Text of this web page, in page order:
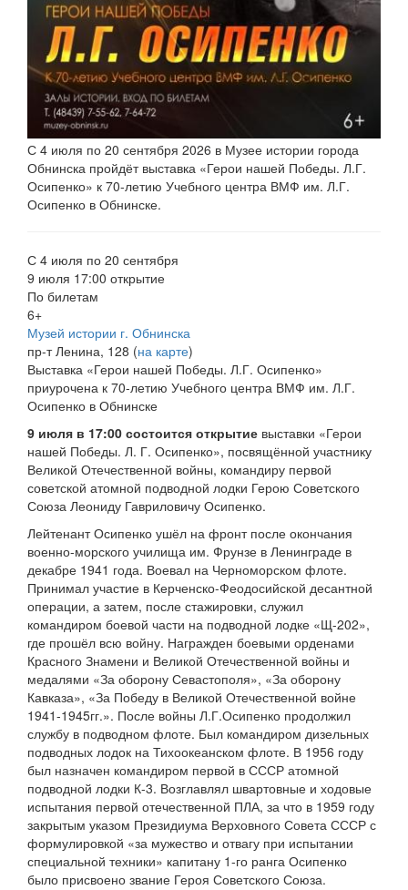
С 4 июля по 20 сентября 2026 в Музее истории города
Обнинска пройдёт выставка «Герои нашей Победы. Л.Г.
Осипенко» к 70-летию Учебного центра ВМФ им. Л.Г.
Осипенко в Обнинске.
С 4 июля по 20 сентября
9 июля 17:00 открытие
По билетам
6+
Музей истории г. Обнинска
пр-т Ленина, 128 (на карте)
Выставка «Герои нашей Победы. Л.Г. Осипенко»
приурочена к 70-летию Учебного центра ВМФ им. Л.Г.
Осипенко в Обнинске
9 июля в 17:00 состоится открытие выставки «Герои
нашей Победы. Л. Г. Осипенко», посвящённой участнику
Великой Отечественной войны, командиру первой
советской атомной подводной лодки Герою Советского
Союза Леониду Гавриловичу Осипенко.
Лейтенант Осипенко ушёл на фронт после окончания
военно-морского училища им. Фрунзе в Ленинграде в
декабре 1941 года. Воевал на Черноморском флоте.
Принимал участие в Керченско-Феодосийской десантной
операции, а затем, после стажировки, служил
командиром боевой части на подводной лодке «Щ-202»,
где прошёл всю войну. Награжден боевыми орденами
Красного Знамени и Великой Отечественной войны и
медалями «За оборону Севастополя», «За оборону
Кавказа», «За Победу в Великой Отечественной войне
1941-1945гг.». После войны Л.Г.Осипенко продолжил
службу в подводном флоте. Был командиром дизельных
подводных лодок на Тихоокеанском флоте. В 1956 году
был назначен командиром первой в СССР атомной
подводной лодки К-3. Возглавлял швартовные и ходовые
испытания первой отечественной ПЛА, за что в 1959 году
закрытым указом Президиума Верховного Совета СССР с
формулировкой «за мужество и отвагу при испытании
специальной техники» капитану 1-го ранга Осипенко
было присвоено звание Героя Советского Союза.